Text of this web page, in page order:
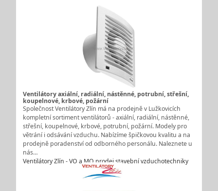
Ventilátory axiální, radiální, nástěnné, potrubní, střešní,
koupelnové, krbové, požární
Společnost Ventilátory Zlín má na prodejně v Lužkovicích
kompletní sortiment ventilátorů - axiální, radiální, nástěnné,
střešní, koupelnové, krbové, potrubní, požární. Modely pro
větrání i odsávání vzduchu. Nabízíme špičkovou kvalitu a na
prodejně poradenství od odborného personálu. Naleznete u
nás…
Ventilátory Zlín - VO a MO prodej stavební vzduchotechniky